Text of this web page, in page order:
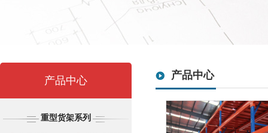
产品中心
重型货架系列
产品中心